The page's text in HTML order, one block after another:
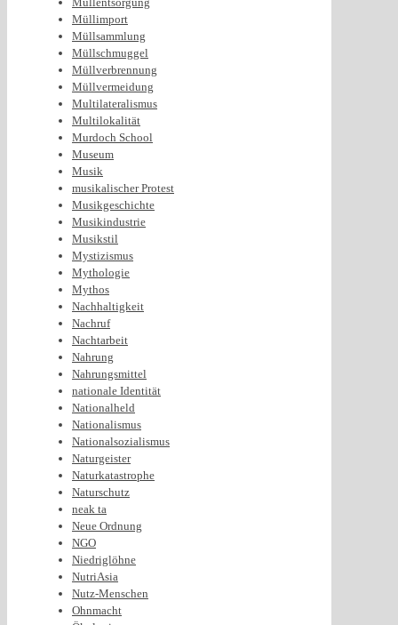
Müllimport
Müllsammlung
Müllschmuggel
Müllverbrennung
Müllvermeidung
Multilateralismus
Multilokalität
Murdoch School
Museum
Musik
musikalischer Protest
Musikgeschichte
Musikindustrie
Musikstil
Mystizismus
Mythologie
Mythos
Nachhaltigkeit
Nachruf
Nachtarbeit
Nahrung
Nahrungsmittel
nationale Identität
Nationalheld
Nationalismus
Nationalsozialismus
Naturgeister
Naturkatastrophe
Naturschutz
neak ta
Neue Ordnung
NGO
Niedriglöhne
NutriAsia
Nutz-Menschen
Ohnmacht